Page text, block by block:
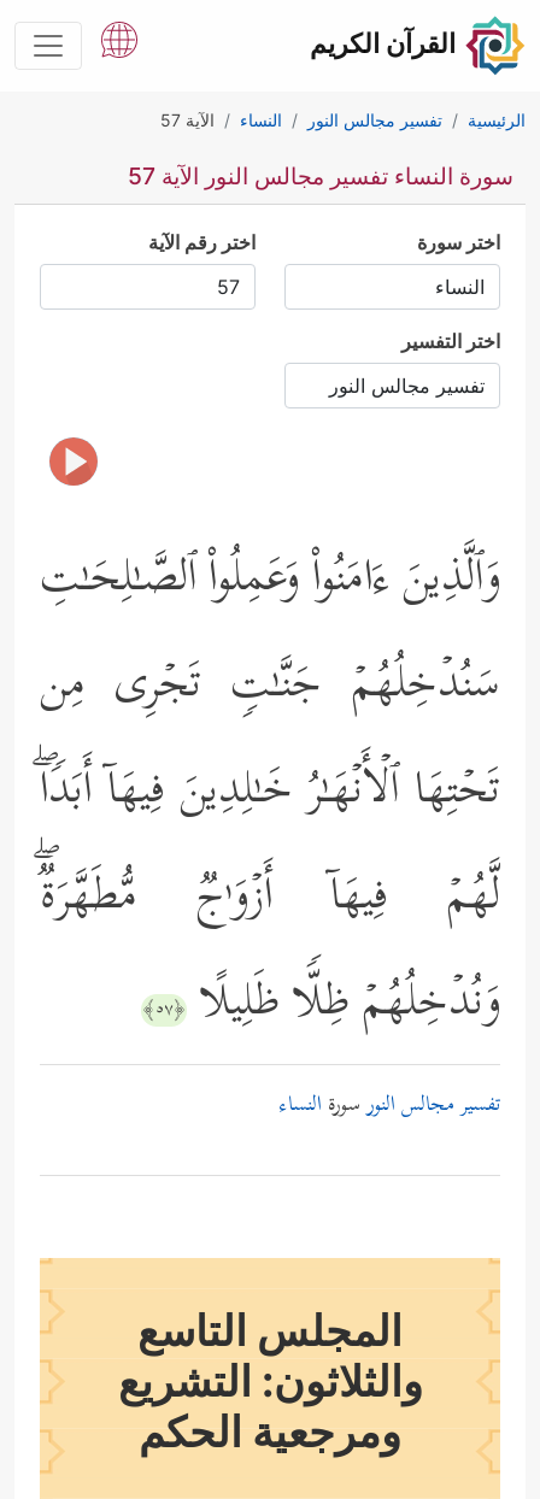
القرآن الكريم
الرئيسية تفسير مجالس النور النساء الآية 57
سورة النساء تفسير مجالس النور الآية 57
اختر سورة اختر رقم الآية
اختر التفسير
وَٱلَّذِینَ ءَامَنُواْ وَعَمِلُواْ ٱلصَّـٰلِحَـٰتِ
سَنُدۡخِلُهُمۡ جَنَّـٰتࣲ تَجۡرِی مِن
تَحۡتِهَا ٱلۡأَنۡهَـٰرُ خَـٰلِدِینَ فِیهَاۤ أَبَدࣰاۖ
لَّهُمۡ فِیهَاۤ أَزۡوَ ٰ⁠جࣱ مُّطَهَّرَةࣱۖ
وَنُدۡخِلُهُمۡ ظِلࣰّا ظَلِیلًا ﴿٥٧﴾
تفسير مجالس النورسورة النساء
المجلس التاسع
والثلاثون: التشريع
ومرجعية الحكم